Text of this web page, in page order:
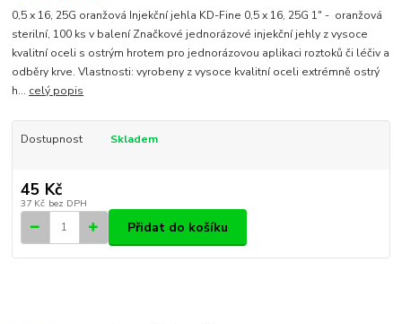
0,5 x 16, 25G oranžová Injekční jehla KD-Fine 0,5 x 16, 25G 1" - oranžová
sterilní, 100 ks v balení Značkové jednorázové injekční jehly z vysoce
kvalitní oceli s ostrým hrotem pro jednorázovou aplikaci roztoků či léčiv a
odběry krve. Vlastnosti: vyrobeny z vysoce kvalitní oceli extrémně ostrý
h... celý popis
Dostupnost Skladem
45 Kč
37 Kč bez DPH
Přidat do košíku